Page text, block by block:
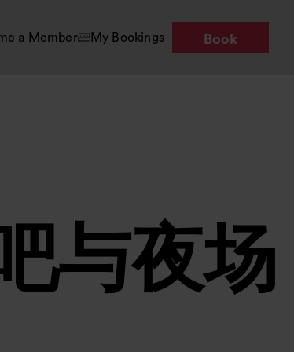
a Member My Bookings Book
与夜场